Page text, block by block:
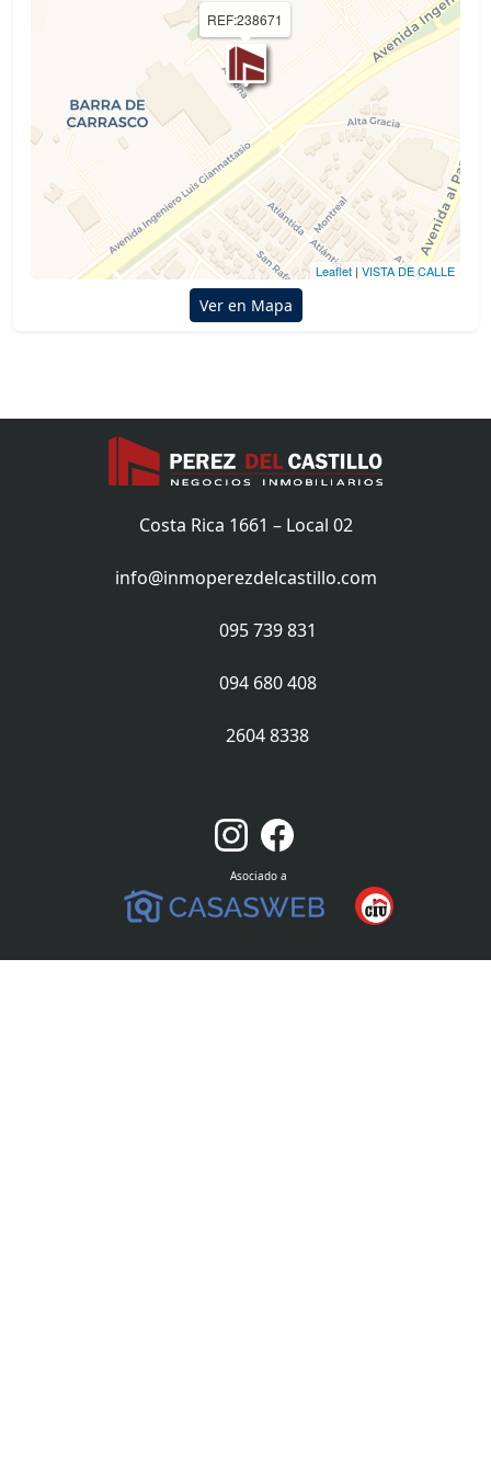
REF:238671
Leaflet | VISTA DE CALLE
Ver en Mapa
Costa Rica 1661 – Local 02
info@inmoperezdelcastillo.com
095 739 831
094 680 408
2604 8338
Asociado a